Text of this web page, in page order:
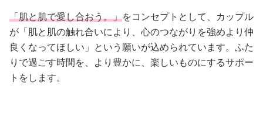
「肌と肌で愛し合おう。」をコンセプトとして、カップル
が「肌と肌の触れ合いにより、心のつながりを強めより仲
良くなってほしい」という願いが込められています。ふた
りで過ごす時間を、より豊かに、楽しいものにするサポー
トをします。